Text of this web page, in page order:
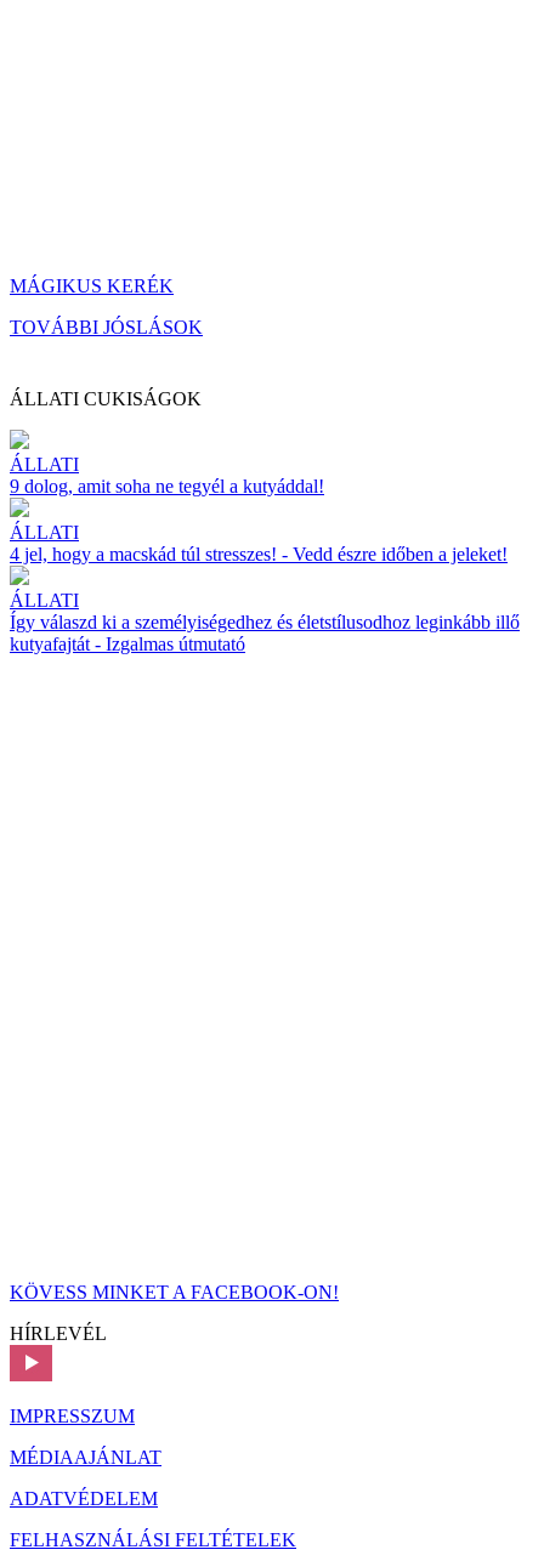
MÁGIKUS KERÉK
TOVÁBBI JÓSLÁSOK
ÁLLATI CUKISÁGOK
ÁLLATI
9 dolog, amit soha ne tegyél a kutyáddal!
ÁLLATI
4 jel, hogy a macskád túl stresszes! - Vedd észre időben a jeleket!
ÁLLATI
Így válaszd ki a személyiségedhez és életstílusodhoz leginkább illő
kutyafajtát - Izgalmas útmutató
KÖVESS MINKET A FACEBOOK-ON!
HÍRLEVÉL
IMPRESSZUM
MÉDIAAJÁNLAT
ADATVÉDELEM
FELHASZNÁLÁSI FELTÉTELEK